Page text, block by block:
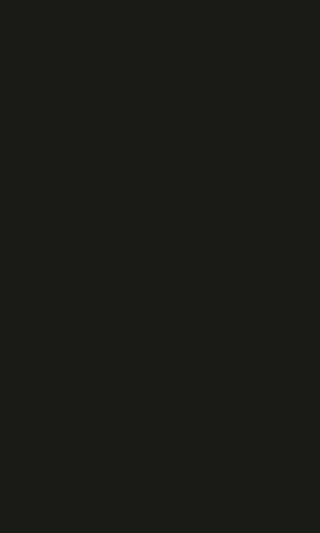
o FogãoNET
mantém otimismo por
que inclui e explica as
o Botafogo aguarda uma proposta de
Mundo. O Palmeiras acredita que vai
superior a 30 milhões de euros